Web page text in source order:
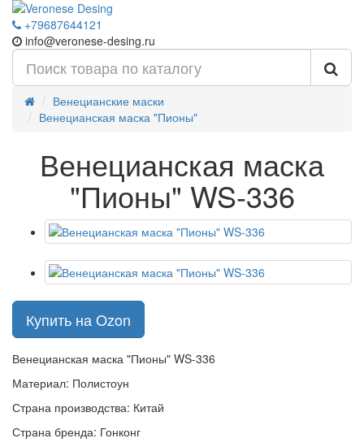
+79687644121
info@veronese-desing.ru
Венецианские маски
Венецианская маска "Пионы"
Венецианская маска
"Пионы" WS-336
Купить на Ozon
Венецианская маска "Пионы" WS-336
Материал: Полистоун
Страна производства: Китай
Страна бренда: Гонконг